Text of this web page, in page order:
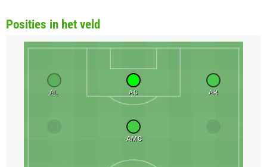
Posities in het veld
AL AC AR
AMC